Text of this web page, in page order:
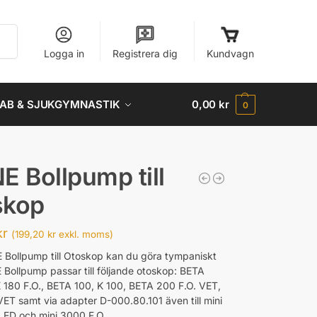
Logga in Registrera dig Kundvagn
& SJUKGYMNASTIK 0,00 kr 0
Bollpump till
(199,20 kr exkl. moms)
Bollpump till Otoskop kan du göra tympaniskt
Bollpump passar till följande otoskop: BETA
F.O., BETA 100, K 100, BETA 200 F.O. VET,
samt via adapter D-000.80.101 även till mini